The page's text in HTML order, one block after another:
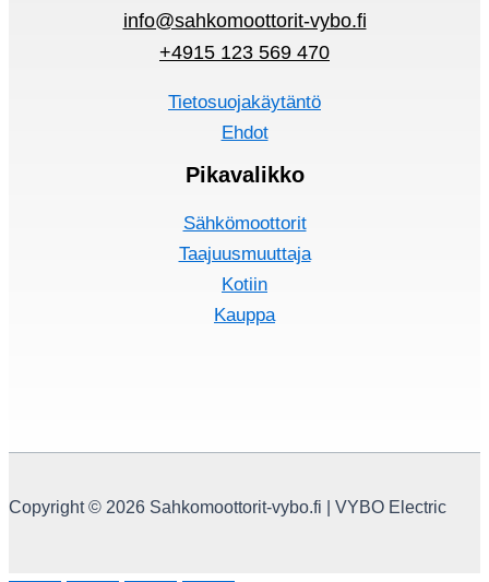
info@sahkomoottorit-vybo.fi
+4915 123 569 470
Tietosuojakäytäntö
Ehdot
Pikavalikko
Sähkömoottorit
Taajuusmuuttaja
Kotiin
Kauppa
Copyright © 2026 Sahkomoottorit-vybo.fi | VYBO Electric